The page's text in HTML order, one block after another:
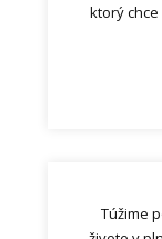
ktorý chce
Túžime